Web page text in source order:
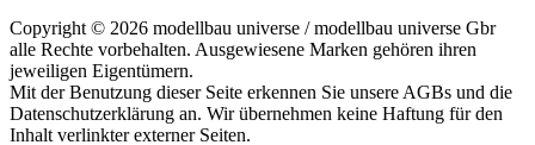
Copyright © 2026 modellbau universe / modellbau universe Gbr
alle Rechte vorbehalten. Ausgewiesene Marken gehören ihren
jeweiligen Eigentümern.
Mit der Benutzung dieser Seite erkennen Sie unsere AGBs und die
Datenschutzerklärung an. Wir übernehmen keine Haftung für den
Inhalt verlinkter externer Seiten.